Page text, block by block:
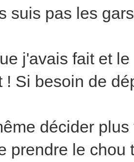
suis pas les
j'avais fait et
! Si besoin de
décider
prendre le chou